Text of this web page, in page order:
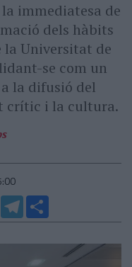
immediatesa de
dels hàbits
la Universitat de
se com un
la difusió del
crític i la cultura.
WhatsAppTelegram